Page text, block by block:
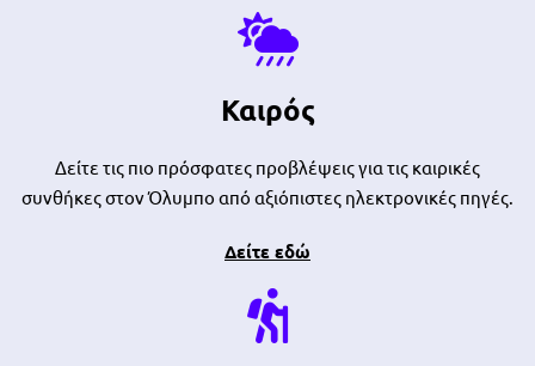
Καιρός
Δείτε τις πιο πρόσφατες προβλέψεις για τις καιρικές
συνθήκες στον Όλυμπο από αξιόπιστες ηλεκτρονικές πηγές.
Δείτε εδώ